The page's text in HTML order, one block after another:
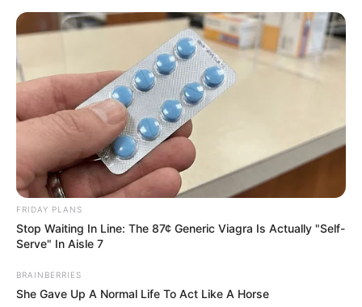
au
contenu AU PETIT PARIEUR
Pronostic Gratuit du Tiercé Quinté PMU du jour
Menu
FRIDAY PLANS
Stop Waiting In Line: The 87¢ Generic Viagra Is Actually "Self-
Serve" In Aisle 7
BRAINBERRIES
She Gave Up A Normal Life To Act Like A Horse